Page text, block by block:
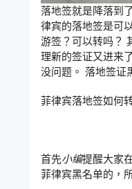
落地签就是降落到
律宾的落地签是可
游签？可以转吗？
理新的签证又进来
没问题。 落地签证
菲律宾落地签如何
首先小编提醒大家
菲律宾黑名单的，